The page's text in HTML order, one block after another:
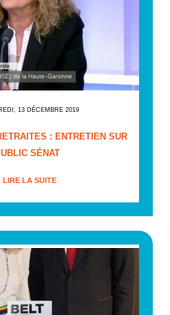
13 DÉCEMBRE 2019
: ENTRETIEN SUR
SÉNAT
LIRE LA SUITE